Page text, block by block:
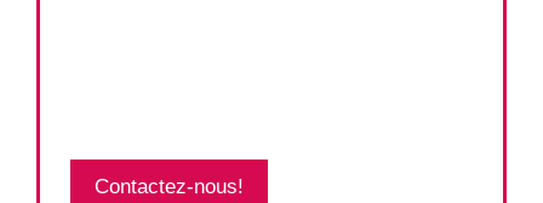
Contactez-nous!